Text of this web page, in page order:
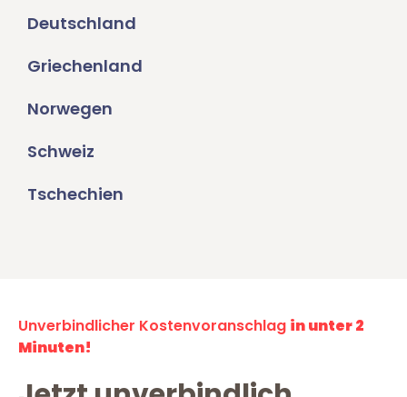
Deutschland
Griechenland
Norwegen
Schweiz
Tschechien
Unverbindlicher Kostenvoranschlag in unter 2
Minuten!